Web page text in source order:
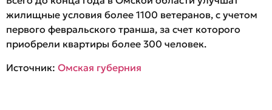
жилищные условия более 1100 ветеранов, с учетом
первого февральского транша, за счет которого
приобрели квартиры более 300 человек.
Источник: Омская губерния